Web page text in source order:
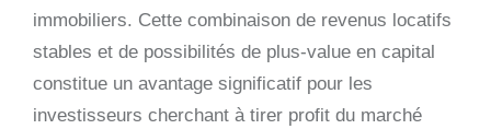
immobiliers. Cette combinaison de revenus locatifs
stables et de possibilités de plus-value en capital
constitue un avantage significatif pour les
investisseurs cherchant à tirer profit du marché